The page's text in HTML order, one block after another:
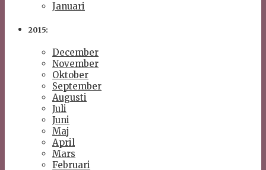
Januari
2015:
December
November
Oktober
September
Augusti
Juli
Juni
Maj
April
Mars
Februari